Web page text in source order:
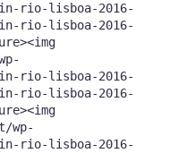
rio-lisboa-2016-
rio-lisboa-2016-
rio-lisboa-2016-
rio-lisboa-2016-
wp-
rio-lisboa-2016-